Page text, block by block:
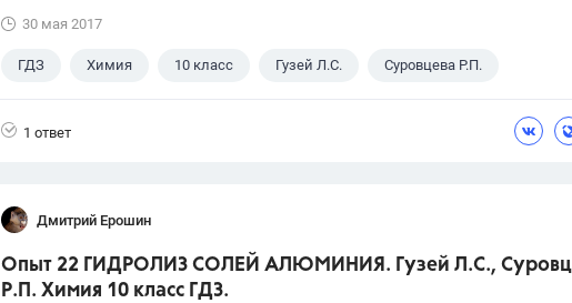
30 мая 2017
ГДЗ Химия 10 класс Гузей Л.С. Суровцева Р.П.
1 ответ
Дмитрий Ерошин
Опыт 22 ГИДРОЛИЗ СОЛЕЙ АЛЮМИНИЯ. Гузей Л.С.,
Р.П. Химия 10 класс ГДЗ.